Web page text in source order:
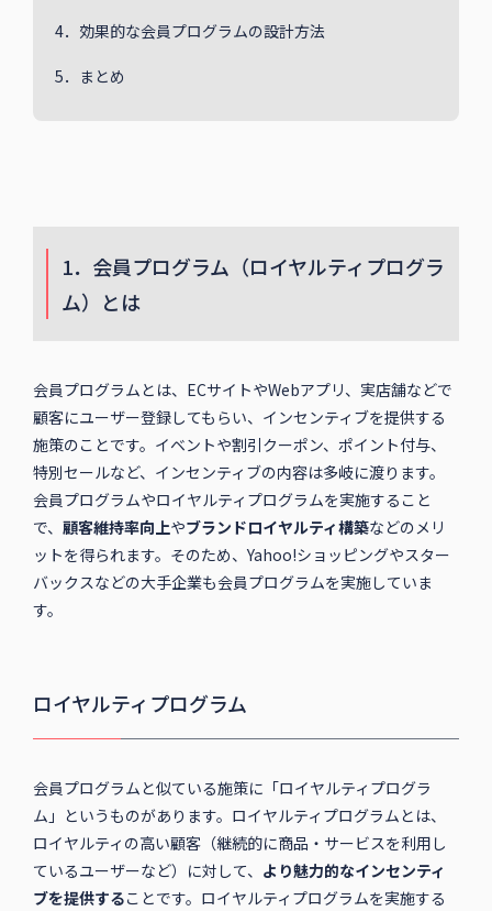
4．効果的な会員プログラムの設計方法
5．まとめ
1．会員プログラム（ロイヤルティプログラ
ム）とは
会員プログラムとは、ECサイトやWebアプリ、実店舗などで
顧客にユーザー登録してもらい、インセンティブを提供する
施策のことです。イベントや割引クーポン、ポイント付与、
特別セールなど、インセンティブの内容は多岐に渡ります。
会員プログラムやロイヤルティプログラムを実施すること
で、 顧客維持率向上やブランドロイヤルティ構築などのメリ
ットを得られます。そのため、Yahoo!ショッピングやスター
バックスなどの大手企業も会員プログラムを実施していま
す。
ロイヤルティプログラム
会員プログラムと似ている施策に「ロイヤルティプログラ
ム」というものがあります。ロイヤルティプログラムとは、
ロイヤルティの高い顧客（継続的に商品・サービスを利用し
ているユーザーなど）に対して、 より魅力的なインセンティ
ブを提供することです。ロイヤルティプログラムを実施する